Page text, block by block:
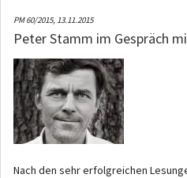
PM 60/2015, 13.11.2015
Peter Stamm im Gespräch
Nach den sehr erfolgreichen